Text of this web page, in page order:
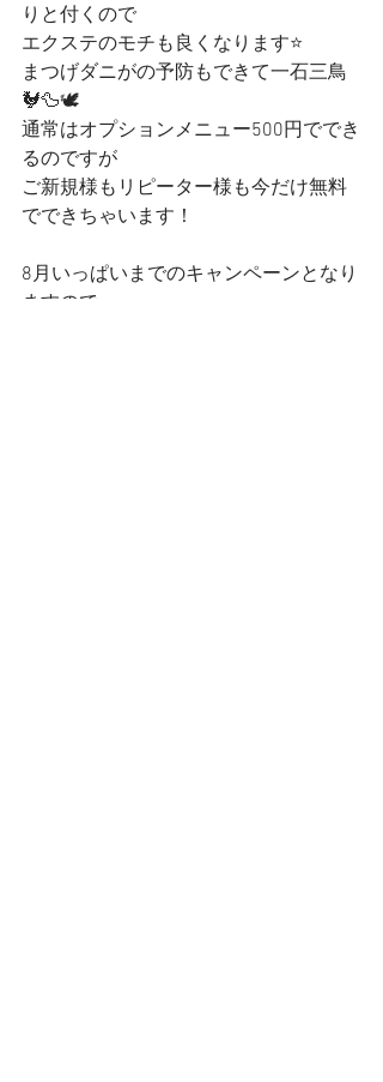
りと付くので
エクステのモチも良くなります⭐️
まつげダニがの予防もできて一石三鳥
🐓🦆🕊
通常はオプションメニュー500円ででき
るのですが
ご新規様もリピーター様も今だけ無料
でできちゃいます！
8月いっぱいまでのキャンペーンとなり
ますので